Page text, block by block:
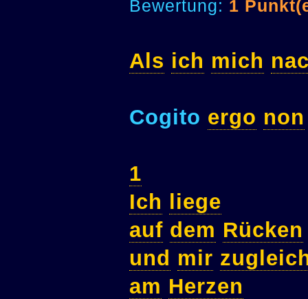
Bewertung: 1
Als ich mich
Cogito ergo non
1
Ich liege
auf dem Rücken
und mir
am Herzen